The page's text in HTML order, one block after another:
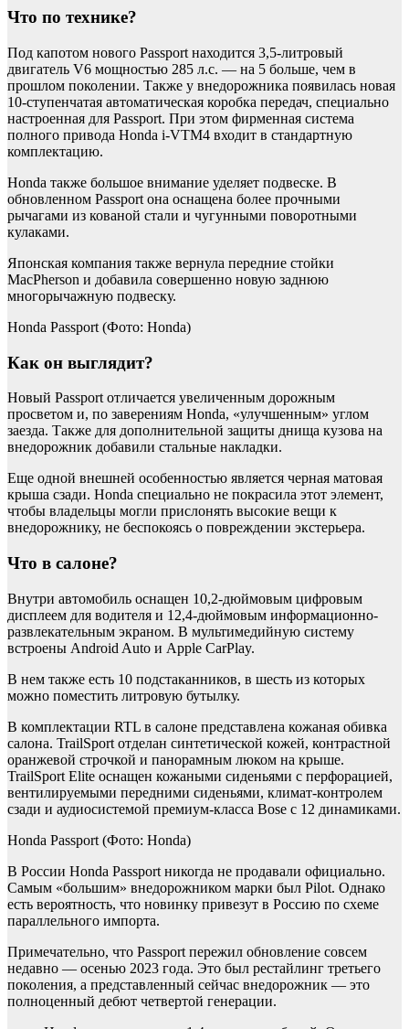
Что по технике?
Под капотом нового Passport находится 3,5-литровый
двигатель V6 мощностью 285 л.с. — на 5 больше, чем в
прошлом поколении. Также у внедорожника появилась новая
10-ступенчатая автоматическая коробка передач, специально
настроенная для Passport. При этом фирменная система
полного привода Honda i-VTM4 входит в стандартную
комплектацию.
Honda также большое внимание уделяет подвеске. В
обновленном Passport она оснащена более прочными
рычагами из кованой стали и чугунными поворотными
кулаками.
Японская компания также вернула передние стойки
MacPherson и добавила совершенно новую заднюю
многорычажную подвеску.
Honda Passport (Фото: Honda)
Как он выглядит?
Новый Passport отличается увеличенным дорожным
просветом и, по заверениям Honda, «улучшенным» углом
заезда. Также для дополнительной защиты днища кузова на
внедорожник добавили стальные накладки.
Еще одной внешней особенностью является черная матовая
крыша сзади. Honda специально не покрасила этот элемент,
чтобы владельцы могли прислонять высокие вещи к
внедорожнику, не беспокоясь о повреждении экстерьера.
Что в салоне?
Внутри автомобиль оснащен 10,2-дюймовым цифровым
дисплеем для водителя и 12,4-дюймовым информационно-
развлекательным экраном. В мультимедийную систему
встроены Android Auto и Apple CarPlay.
В нем также есть 10 подстаканников, в шесть из которых
можно поместить литровую бутылку.
В комплектации RTL в салоне представлена кожаная обивка
салона. TrailSport отделан синтетической кожей, контрастной
оранжевой строчкой и панорамным люком на крыше.
TrailSport Elite оснащен кожаными сиденьями с перфорацией,
вентилируемыми передними сиденьями, климат-контролем
сзади и аудиосистемой премиум-класса Bose с 12 динамиками.
Honda Passport (Фото: Honda)
В России Honda Passport никогда не продавали официально.
Самым «большим» внедорожником марки был Pilot. Однако
есть вероятность, что новинку привезут в Россию по схеме
параллельного импорта.
Примечательно, что Passport пережил обновление совсем
недавно — осенью 2023 года. Это был рестайлинг третьего
поколения, а представленный сейчас внедорожник — это
полноценный дебют четвертой генерации.